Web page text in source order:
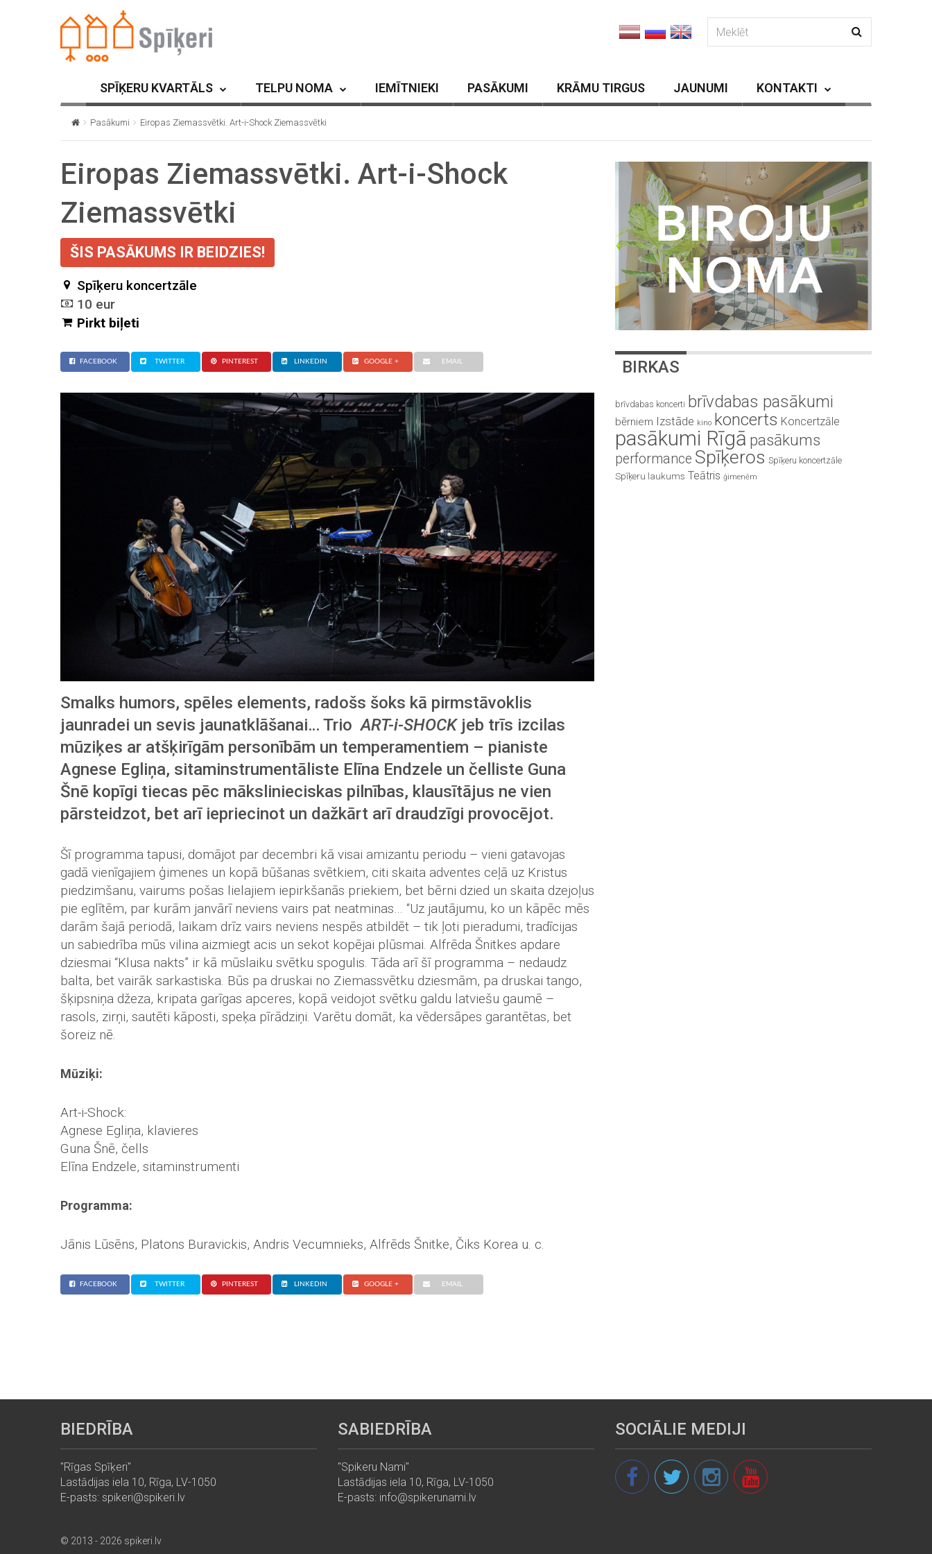
SPĪĶERU KVARTĀLS TELPU NOMA IEMĪTNIEKI PASĀKUMI KRĀMU TIRGUS JAUNUMI KONTAKTI
Pasākumi Eiropas Ziemassvētki. Art-i-Shock Ziemassvētki
Eiropas Ziemassvētki. Art-i-Shock
Ziemassvētki
ŠIS PASĀKUMS IR BEIDZIES!
Spīķeru koncertzāle
10 eur
Pirkt biļeti
FACEBOOK TWITTER PINTEREST LINKEDIN GOOGLE + EMAIL
Smalks humors, spēles elements, radošs šoks kā pirmstāvoklis
jaunradei un sevis jaunatklāšanai… TrioART-i-SHOCKjeb trīs izcilas
mūziķes ar atšķirīgām personībām un temperamentiem – pianiste
Agnese Egliņa, sitaminstrumentāliste Elīna Endzele un čelliste Guna
Šnē kopīgi tiecas pēc mākslinieciskas pilnības, klausītājus ne vien
pārsteidzot, bet arī iepriecinot un dažkārt arī draudzīgi provocējot.
Šī programma tapusi, domājot par decembri kā visai amizantu periodu – vieni gatavojas
gadā vienīgajiem ģimenes un kopā būšanas svētkiem, citi skaita adventes ceļā uz Kristus
piedzimšanu, vairums pošas lielajiem iepirkšanās priekiem, bet bērni dzied un skaita dzejoļus
pie eglītēm, par kurām janvārī neviens vairs pat neatminas… “Uz jautājumu, ko un kāpēc mēs
darām šajā periodā, laikam drīz vairs neviens nespēs atbildēt – tik ļoti pieradumi, tradīcijas
un sabiedrība mūs vilina aizmiegt acis un sekot kopējai plūsmai. Alfrēda Šnitkes apdare
dziesmai “Klusa nakts” ir kā mūslaiku svētku spogulis. Tāda arī šī programma – nedaudz
balta, bet vairāk sarkastiska. Būs pa druskai no Ziemassvētku dziesmām, pa druskai tango,
šķipsniņa džeza, kripata garīgas apceres, kopā veidojot svētku galdu latviešu gaumē –
rasols, zirņi, sautēti kāposti, speķa pīrādziņi. Varētu domāt, ka vēdersāpes garantētas, bet
šoreiz nē.
Mūziķi:
Art-i-Shock:
Agnese Egliņa, klavieres
Guna Šnē, čells
Elīna Endzele, sitaminstrumenti
Programma:
Jānis Lūsēns, Platons Buravickis, Andris Vecumnieks, Alfrēds Šnitke, Čiks Korea u. c.
FACEBOOK TWITTER PINTEREST LINKEDIN GOOGLE + EMAIL
BIRKAS
brīvdabas koncerti brīvdabas pasākumi
bērniem Izstāde kino koncerts Koncertzāle
pasākumi Rīgā pasākums
performance Spīķeros Spīķeru koncertzāle
Spīķeru laukums Teātris ģimenēm
BIEDRĪBA
"Rīgas Spīķeri"
Lastādijas iela 10, Rīga, LV-1050
E-pasts: spikeri@spikeri.lv
SABIEDRĪBA
"Spikeru Nami"
Lastādijas iela 10, Rīga, LV-1050
E-pasts: info@spikerunami.lv
SOCIĀLIE MEDIJI
© 2013 - 2026 spikeri.lv